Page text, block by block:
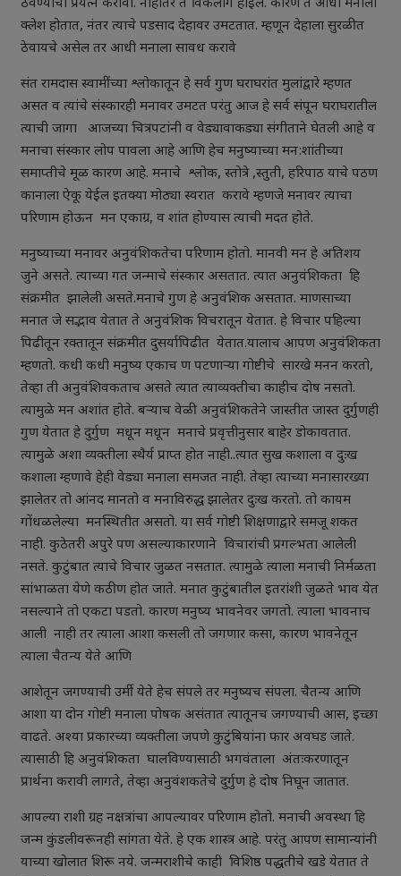
ठेवण्याचा प्रयत्न करावा. नाहीतर ते विकलांग होईल. कारण ते आधी मनाला
क्लेश होतात, नंतर त्याचे पडसाद देहावर उमटतात. म्हणून देहाला सुरळीत
ठेवायचे असेल तर आधी मनाला सावध करावे
संत रामदास स्वामींच्या श्लोकातून हे सर्व गुण घराघरांत मुलांद्वारे म्हणत
असत व त्यांचे संस्कारही मनावर उमटत परंतु आज हे सर्व संपून घराघरातील
त्याची जागा आजच्या चित्रपटांनी व वेड्यावाकड्या संगीताने घेतली आहे व
मनाचा संस्कार लोप पावला आहे आणि हेच मनुष्याच्या मन:शांतीच्या
समाप्तीचे मूळ कारण आहे. मनाचे श्लोक, स्तोत्रे ,स्तुती, हरिपाठ याचे पठण
कानाला ऐकू येईल इतक्या मोठ्या स्वरात करावे म्हणजे मनावर त्याचा
परिणाम होऊन मन एकाग्र, व शांत होण्यास त्याची मदत होते.
मनुष्याच्या मनावर अनुवंशिकतेचा परिणाम होतो. मानवी मन हे अतिशय
जुने असते. त्याच्या गत जन्माचे संस्कार असतात. त्यात अनुवंशिकता हि
संक्रमीत झालेली असते.मनाचे गुण हे अनुवंशिक असतात. माणसाच्या
मनात जे सद्भाव येतात ते अनुवंशिक विचरातून येतात. हे विचार पहिल्या
पिढीतून रक्तातून संक्रमीत दुसर्यापिढीत येतात.यालाच आपण अनुवंशिकता
म्हणतो. कधी कधी मनुष्य एकाच ण पटणाऱ्या गोष्टीचे सारखे मनन करतो,
तेव्हा ती अनुवंशिवकताच असते त्यात त्याव्यक्तीचा काहीच दोष नसतो.
त्यामुळे मन अशांत होते. बऱ्याच वेळी अनुवंशिकतेने जास्तीत जास्त दुर्गुणही
गुण येतात हे दुर्गुण मधून मधून मनाचे प्रवृत्तीनुसार बाहेर डोकावतात.
त्यामुळे अशा व्यक्तीला स्थैर्य प्राप्त होत नाही..त्यात सुख कशाला व दुःख
कशाला म्हणावे हेही वेड्या मनाला समजत नाही. तेव्हा त्याच्या मनासारख्या
झालेतर तो आंनद मानतो व मनाविरुद्ध झालेतर दुःख करतो. तो कायम
गोंधळलेल्या मनस्थितीत असतो. या सर्व गोष्टी शिक्षणाद्वारे समजू शकत
नाही. कुठेतरी अपुरे पण असल्याकारणाने विचारांची प्रगल्भता आलेली
नसते. कुटुंबात त्याचे विचार जुळत नसतात. त्यामुळे त्याला मनाची निर्मळता
सांभाळता येणे कठीण होत जाते. मनात कुटुंबातील इतरांशी जुळते भाव येत
नसल्याने तो एकटा पडतो. कारण मनुष्य भावनेवर जगतो. त्याला भावनाच
आली नाही तर त्याला आशा कसली तो जगणार कसा, कारण भावनेतून
त्याला चैतन्य येते आणि
आशेतून जगण्याची उर्मी येते हेच संपले तर मनुष्यच संपला. चैतन्य आणि
आशा या दोन गोष्टी मनाला पोषक असंतात त्यातूनच जगण्याची आस, इच्छा
वाढते. अश्या प्रकारच्या व्यक्तीला जपणे कुटुंबियांना फार अवघड जाते.
त्यासाठी हि अनुवंशिकता घालविण्यासाठी भगवंताला अंतःकरणातून
प्रार्थना करावी लागते, तेव्हा अनुवंशकतेचे दुर्गुण हे दोष निघून जातात.
आपल्या राशी ग्रह नक्षत्रांचा आपल्यावर परिणाम होतो. मनाची अवस्था हि
जन्म कुंडलीवरूनही सांगता येते. हे एक शास्त्र आहे. परंतु आपण सामान्यांनी
याच्या खोलात शिरू नये. जन्मराशीचे काही विशिष्ठ पद्धतीचे खडे येतात ते